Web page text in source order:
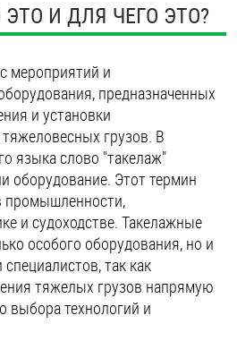
инструмент
И ДЛЯ ЧЕГО ЭТО?
мероприятий и
предназначенных
и установки
грузов. В
языка слово "такелаж"
оборудование. Этот термин
промышленности,
и судоходстве. Такелажные
особого оборудования, но и
так как
тяжелых грузов напрямую
выбора технологий и